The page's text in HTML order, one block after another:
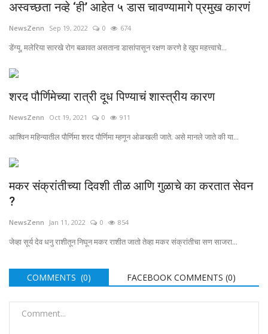
अस्वच्छता नव्हे ‘ही’ आहेत ५ डास चावण्यामागे प्रमुख कारणं
NewsZenn Sep 19, 2022 0 674
डेंग्यू, मलेरिया सारखे रोग बळावत असताना डासांपासून रक्षण करणे हे खुप महत्त्वाचे...
शरद पौर्णिमेच्या रात्री दूध पिण्याचं शास्त्रीय कारण
NewsZenn Oct 19, 2021 0 911
आश्विन महिन्यातील पौर्णिमा शरद पौर्णिमा म्हणून ओळखली जाते. असे मानले जाते की या...
मकर संक्रांतीच्या दिवशी तीळ आणि गुळाचे का करतात सेवन
?
NewsZenn Jan 11, 2022 0 854
जेव्हा सूर्य देव धनु राशीतून निघून मकर राशीत जातो तेव्हा मकर संक्रांतीचा सण साजरा...
COMMENTS (0) FACEBOOK COMMENTS (0)